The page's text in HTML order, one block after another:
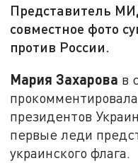
Представитель
совместное фото
против России.
Мария Захарова в
президентов
первые леди
украинского флага.